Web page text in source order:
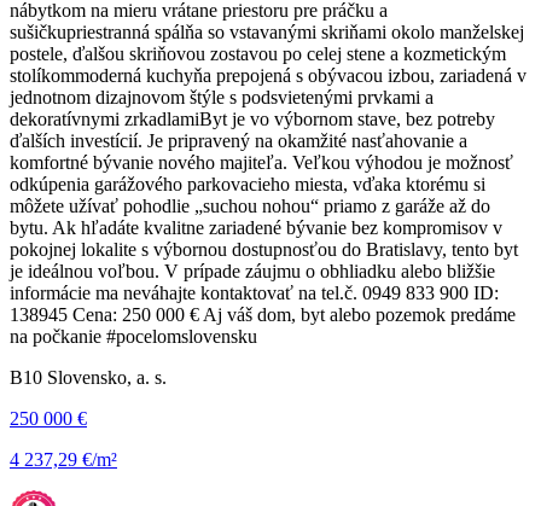
nábytkom na mieru vrátane priestoru pre práčku a
sušičkupriestranná spálňa so vstavanými skriňami okolo manželskej
postele, ďalšou skriňovou zostavou po celej stene a kozmetickým
stolíkommoderná kuchyňa prepojená s obývacou izbou, zariadená v
jednotnom dizajnovom štýle s podsvietenými prvkami a
dekoratívnymi zrkadlamiByt je vo výbornom stave, bez potreby
ďalších investícií. Je pripravený na okamžité nasťahovanie a
komfortné bývanie nového majiteľa. Veľkou výhodou je možnosť
odkúpenia garážového parkovacieho miesta, vďaka ktorému si
môžete užívať pohodlie „suchou nohou“ priamo z garáže až do
bytu. Ak hľadáte kvalitne zariadené bývanie bez kompromisov v
pokojnej lokalite s výbornou dostupnosťou do Bratislavy, tento byt
je ideálnou voľbou. V prípade záujmu o obhliadku alebo bližšie
informácie ma neváhajte kontaktovať na tel.č. 0949 833 900 ID:
138945 Cena: 250 000 € Aj váš dom, byt alebo pozemok predáme
na počkanie #pocelomslovensku
B10 Slovensko, a. s.
250 000 €
4 237,29 €/m²